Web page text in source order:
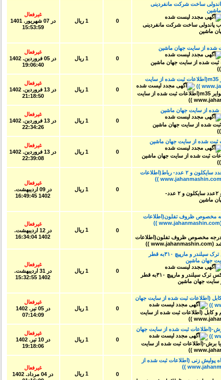
ساخت شرکت مانفردینی
غیرفعال
در
07 شهريور. 1401
15:53:59
از سایت جهان ماشین
غیرفعال
در
05 فروردين. 1402
19:06:40
خط رنگ استاتیک در حد- ۱۲۰ متر کانوایر m35(اطلاعات ثبت شده از سایت
غیرفعال
در
13 فروردين. 1402
21:18:50
از سایت جهان ماشین
غیرفعال
در
13 فروردين. 1402
22:34:26
شده از سایت جهان ماشین
غیرفعال
در
13 فروردين. 1402
22:39:08
خط رنگ پودری با ۸۰ متر کانوایر نو و ۲عدد سایکلون و ۲ عدد- رباط(اطلاعات
غیرفعال
در
09 ارديبهشت.
1402 16:49:45
خشک کن کاملا نو- ٤٠٠ درجه مخصوص ظروف تفلون(اطلاعات
غیرفعال
در
12 ارديبهشت.
1402 16:34:04
خط لوله پلی اتیلن ۷۵الی ۲۵۰...گریبکس ترک سیلندر و مارپیچ ۳۱۰به قطر
جهان ماشین
غیرفعال
در
31 ارديبهشت.
1402 15:32:55
(اطلاعات ثبت شده از سایت جهان
غیرفعال
در
05 تير. 1402
07:14:09
(اطلاعات ثبت شده از سایت جهان
غیرفعال
در
10 تير. 1402
19:18:06
زنی (اطلاعات ثبت شده از
غیرفعال
در
04 مرداد. 1402